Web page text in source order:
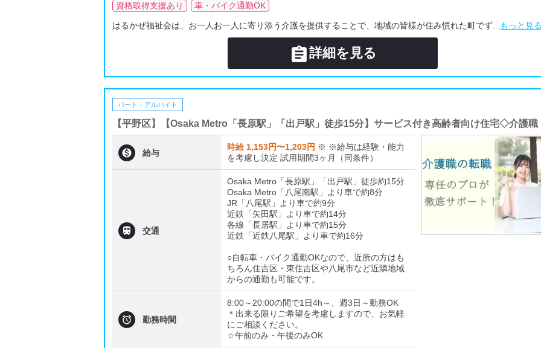
資格取得支援あり
車・バイク通勤OK
はるかぜ福祉会は、お一人お一人に寄り添う介護を提供することで、地域の皆様が住み慣れた町でず... もっと見
詳細を見る
パート・アルバイト
【平野区】【Osaka Metro「長原駅」「出戸駅」徒歩15分】サービス付き高齢者向け住宅◇介護職
 給与
時給 1,153円〜1,203円 ※ ※給与は経験・能力
を考慮し決定 試用期間3ヶ月（同条件）
 交通
Osaka Metro「長原駅」「出戸駅」徒歩約15分
Osaka Metro「八尾南駅」より車で約8分
JR「八尾駅」より車で約9分
近鉄「矢田駅」より車で約14分
各線「長居駅」より車で約15分
近鉄「近鉄八尾駅」より車で約16分
○自転車・バイク通勤OKなので、近所の方はも
ちろん住吉区・東住吉区や八尾市など近隣地域
からの通勤も可能です。
 勤務時間
8:00～20:00の間で1日4h～、週3日～勤務OK
＊出来る限りご希望を考慮しますので、お気軽
にご相談ください。
☆午前のみ・午後のみOK